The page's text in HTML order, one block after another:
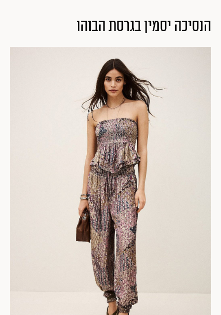
הנסיכה יסמין בגרסת הבוהו